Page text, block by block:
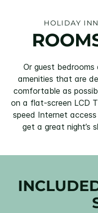
HOLIDAY INN
Or guest bedrooms
amenities that are
comfortable as
on a flat-screen LCD
speed Internet
get a great night’s